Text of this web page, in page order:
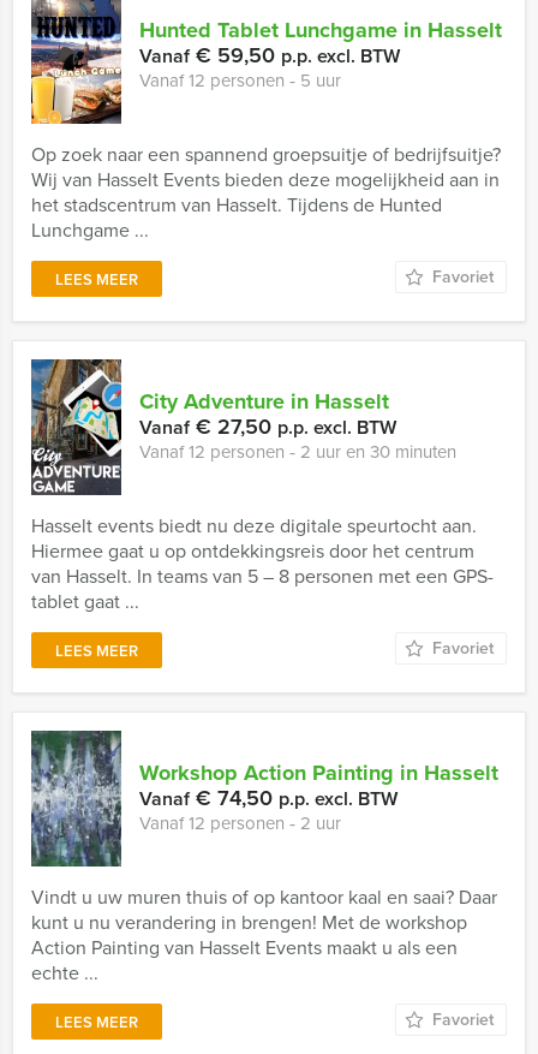
Hunted Tablet Lunchgame in Hasselt
Vanaf€ 59,50 p.p. excl. BTW
Vanaf 12 personen ‐ 5 uur
Op zoek naar een spannend groepsuitje of bedrijfsuitje?
Wij van Hasselt Events bieden deze mogelijkheid aan in
het stadscentrum van Hasselt. Tijdens de Hunted
Lunchgame ...
LEES MEER Favoriet
City Adventure in Hasselt
Vanaf€ 27,50 p.p. excl. BTW
Vanaf 12 personen ‐ 2 uur en 30 minuten
Hasselt events biedt nu deze digitale speurtocht aan.
Hiermee gaat u op ontdekkingsreis door het centrum
van Hasselt. In teams van 5 – 8 personen met een GPS-
tablet gaat ...
LEES MEER Favoriet
Workshop Action Painting in Hasselt
Vanaf€ 74,50 p.p. excl. BTW
Vanaf 12 personen ‐ 2 uur
Vindt u uw muren thuis of op kantoor kaal en saai? Daar
kunt u nu verandering in brengen! Met de workshop
Action Painting van Hasselt Events maakt u als een
echte ...
LEES MEER Favoriet